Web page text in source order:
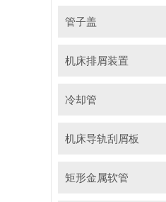
管子盖
机床排屑装置
冷却管
机床导轨刮屑板
矩形金属软管